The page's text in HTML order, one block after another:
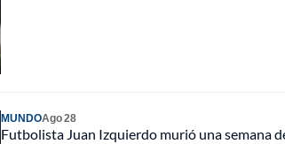
MUNDOAgo 28
Futbolista Juan Izquierdo murió una semana